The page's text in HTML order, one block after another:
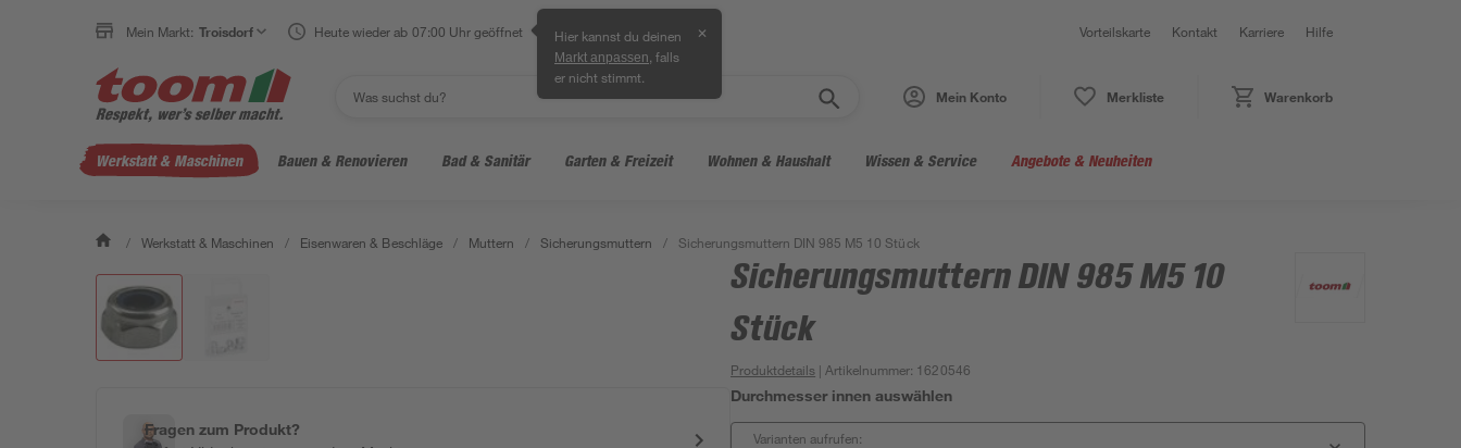
Mein Markt: Troisdorf Heute wieder ab 07:00 Uhr geöffnet Hier kannst du deinen
Markt anpassen , falls
er nicht stimmt.
✕ Vorteilskarte Kontakt Karriere Hilfe
Mein Konto Merkliste Warenkorb
Werkstatt & Maschinen Bauen & Renovieren Bad & Sanitär Garten & Freizeit Wohnen & Haushalt Wissen & Service Angebote & Neuheiten
/ Werkstatt & Maschinen / Eisenwaren & Beschläge / Muttern / Sicherungsmuttern / Sicherungsmuttern DIN 985 M5 10 Stück
Fragen zum Produkt?
Sicherungsmuttern DIN 985 M5 10
Stück
Produktdetails | Artikelnummer: 1620546
Durchmesser innen auswählen
Varianten aufrufen: